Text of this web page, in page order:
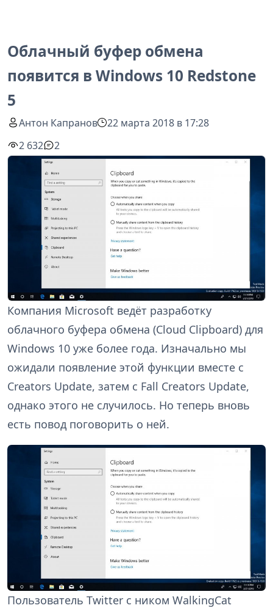
Облачный буфер обмена
появится в Windows 10 Redstone
5
Антон Капранов
22 марта 2018 в 17:28
2 632
2
Компания Microsoft ведёт разработку
облачного буфера обмена (Cloud Clipboard) для
Windows 10 уже более года. Изначально мы
ожидали появление этой функции вместе с
Creators Update, затем с Fall Creators Update,
однако этого не случилось. Но теперь вновь
есть повод поговорить о ней.
Пользователь Twitter с ником WalkingCat